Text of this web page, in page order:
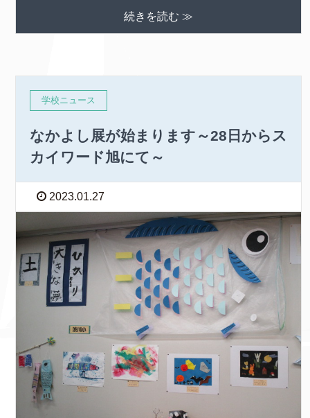
続きを読む ≫
学校ニュース
なかよし展が始まります～28日からス
カイワード旭にて～
2023.01.27